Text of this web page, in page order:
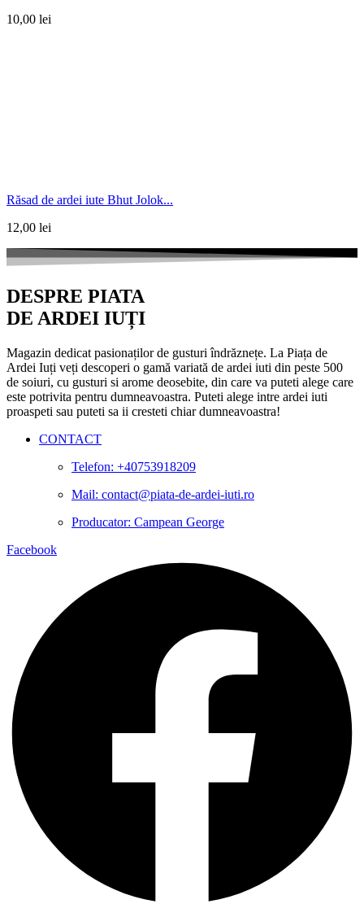
10,00 lei
Răsad de ardei iute Bhut Jolok...
12,00 lei
DESPRE PIATA
DE ARDEI IUȚI
Magazin dedicat pasionaților de gusturi îndrăznețe. La Piața de
Ardei Iuți veți descoperi o gamă variată de ardei iuti din peste 500
de soiuri, cu gusturi si arome deosebite, din care va puteti alege care
este potrivita pentru dumneavoastra. Puteti alege intre ardei iuti
proaspeti sau puteti sa ii cresteti chiar dumneavoastra!
CONTACT
Telefon: +40753918209
Mail: contact@piata-de-ardei-iuti.ro
Producator: Campean George
Facebook